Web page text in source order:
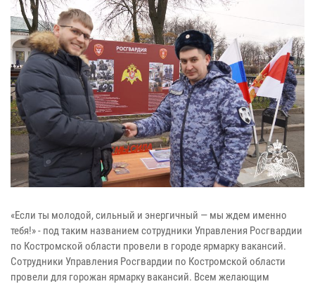
«Если ты молодой, сильный и энергичный — мы ждем именно
тебя!» - под таким названием сотрудники Управления Росгвардии
по Костромской области провели в городе ярмарку вакансий.
Сотрудники Управления Росгвардии по Костромской области
провели для горожан ярмарку вакансий. Всем желающим